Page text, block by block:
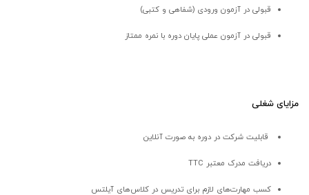
قبولی در آزمون ورودی (شفاهی و کتبی)
قبولی در آزمون عملی پایان دوره با نمره ممتاز
مزایای شغلی
قابلیت شرکت در دوره به صورت آنلاین
دریافت مدرک معتبر TTC
کسب مهارت‌های لازم برای تدریس در کلاس‌های آیلتس